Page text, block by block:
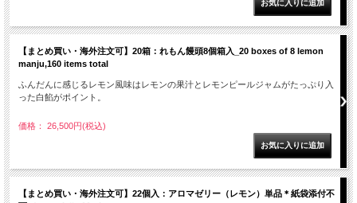
【まとめ買い・海外注文可】20箱：れもん饅頭8個箱入_20 boxes of 8 lemon
manju,160 items total
ふんだんに感じるレモン風味はレモンの果汁とレモンピールジャムがたっぷり入
った白餡がポイント。
価格： 26,500円(税込)
【まとめ買い・海外注文可】22個入：アロマゼリー（レモン）単品＊紙袋添付不